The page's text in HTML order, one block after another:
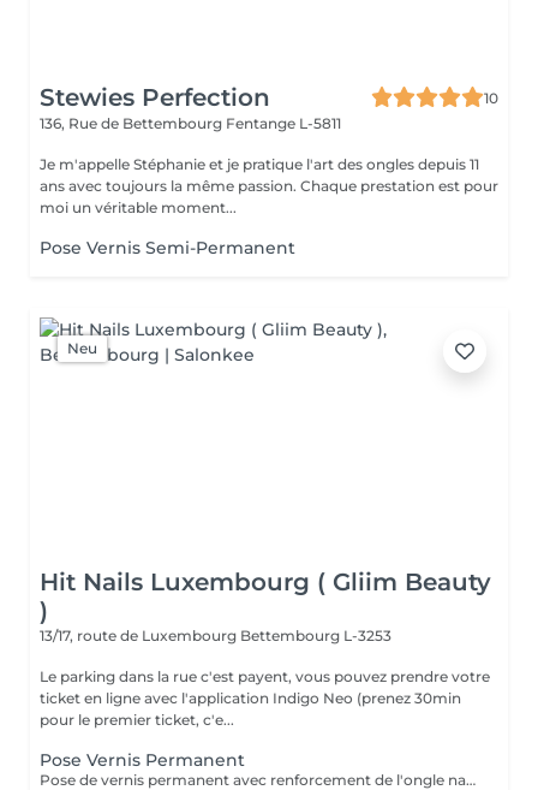
Stewies Perfection
10
136, Rue de Bettembourg Fentange L-5811
Je m'appelle Stéphanie et je pratique l'art des ongles depuis 11
ans avec toujours la même passion. Chaque prestation est pour
moi un véritable moment...
Pose Vernis Semi-Permanent
Neu
Hit Nails Luxembourg ( Gliim Beauty
)
13/17, route de Luxembourg Bettembourg L-3253
Le parking dans la rue c'est payent, vous pouvez prendre votre
ticket en ligne avec l'application Indigo Neo (prenez 30min
pour le premier ticket, c'e...
Pose Vernis Permanent
Pose de vernis permanent avec renforcement de l'ongle naturel pour une meilleure tenue et une résistance accrue. Le service comprend la manucure russe, l'application du gainage pour renforcer la structure de l'ongle et une finition nette, lisse et durable.